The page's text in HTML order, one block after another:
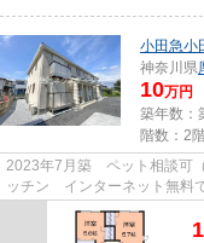
小田急小
神奈川県
10万円
築年数：
階数：2
2023年7月築 ペット相談可
ッチン インターネット無料で